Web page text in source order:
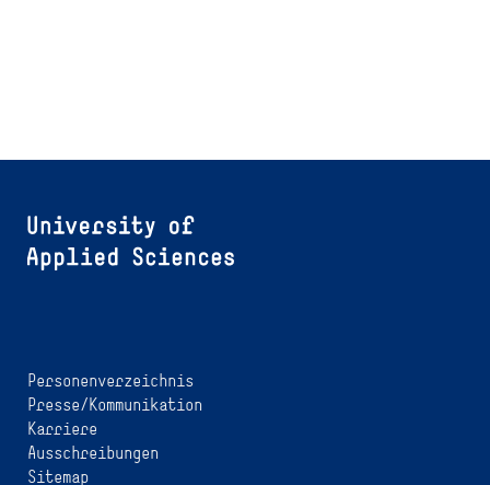
Personenverzeichnis
Presse/Kommunikation
Karriere
Ausschreibungen
Sitemap